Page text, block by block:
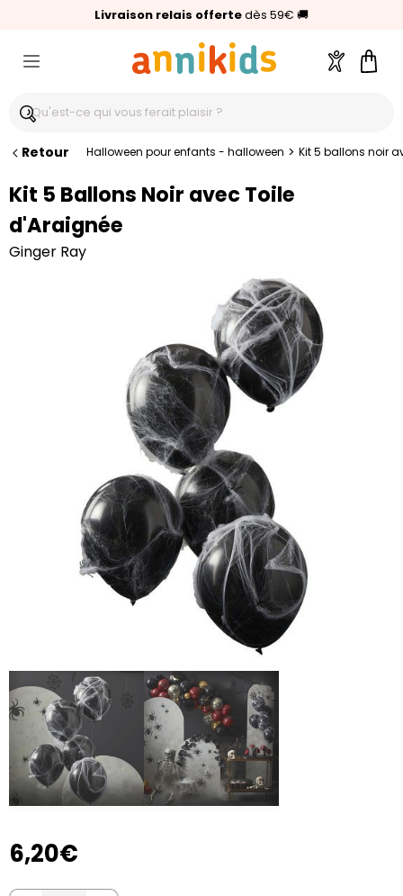
Livraison relais offertedès 59€ 🚚
🥇Palmarès Capital 2025 :Annikids N°1
⭐⭐⭐⭐⭐4,6/5(24 000 avis clients)
Compte
Retour Halloween pour enfants - halloween > Kit 5 ballons noir
Kit 5 Ballons Noir avec Toile
d'Araignée
Ginger Ray
6,20€